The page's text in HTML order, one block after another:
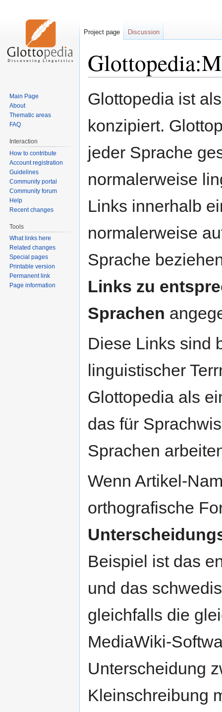
Jump
to
Jump
to
Glottopedia ist
konzipiert.
jeder Sprache
normalerweise
Links innerhalb
normalerweise
Sprache
Links zu
Sprachen
Diese Links sind
linguistischer
Glottopedia als
das für
Sprachen
Wenn Artikel-
orthografische
Beispiel ist das
und das
gleichfalls die
MediaWiki-
Unterscheidung
Kleinschreibung
Project page Discussion
Main Page
About
Thematic areas
FAQ
Interaction
How to contribute
Account registration
Guidelines
Community portal
Community forum
Help
Recent changes
Tools
What links here
Related changes
Special pages
Printable version
Permanent link
Page information